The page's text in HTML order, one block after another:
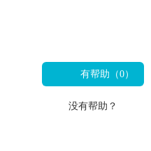
有帮助（0）
没有帮助？